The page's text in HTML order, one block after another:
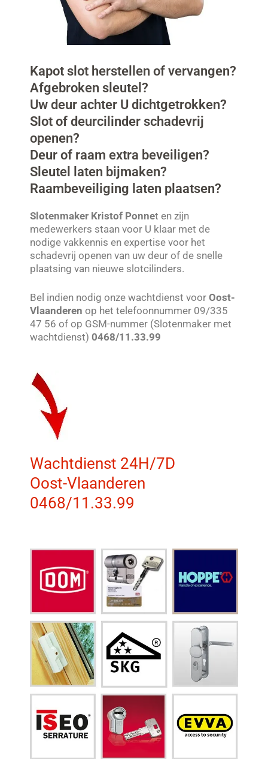
Kapot slot herstellen of vervangen?
Afgebroken sleutel?
Uw deur achter U dichtgetrokken?
Slot of deurcilinder schadevrij
openen?
Deur of raam extra beveiligen?
Sleutel laten bijmaken?
Raambeveiliging laten plaatsen?
Slotenmaker Kristof Ponnet en zijn
medewerkers staan voor U klaar met de
nodige vakkennis en expertise voor het
schadevrij openen van uw deur of de snelle
plaatsing van nieuwe slotcilinders.
Bel indien nodig onze wachtdienst voor Oost-
Vlaanderen op het telefoonnummer 09/335
47 56 of op GSM-nummer (Slotenmaker met
wachtdienst) 0468/11.33.99
Wachtdienst 24H/7D
Oost-Vlaanderen
0468/11.33.99